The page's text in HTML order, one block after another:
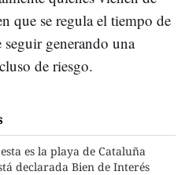
que se regula el tiempo de
seguir generando una
de riesgo.
es la playa de Cataluña
declarada Bien de Interés